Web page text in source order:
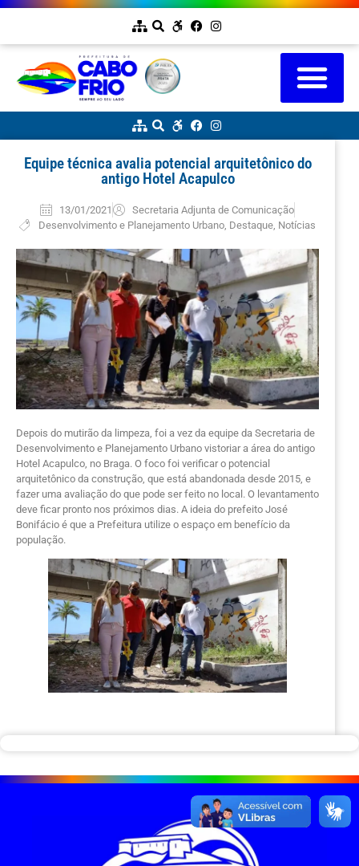
Equipe técnica avalia potencial arquitetônico do
antigo Hotel Acapulco
13/01/2021
Secretaria Adjunta de Comunicação
Desenvolvimento e Planejamento Urbano, Destaque, Notícias
Depois do mutirão da limpeza, foi a vez da equipe da Secretaria de
Desenvolvimento e Planejamento Urbano vistoriar a área do antigo
Hotel Acapulco, no Braga. O foco foi verificar o potencial
arquitetônico da construção, que está abandonada desde 2015, e
fazer uma avaliação do que pode ser feito no local. O levantamento
deve ficar pronto nos próximos dias. A ideia do prefeito José
Bonifácio é que a Prefeitura utilize o espaço em benefício da
população.